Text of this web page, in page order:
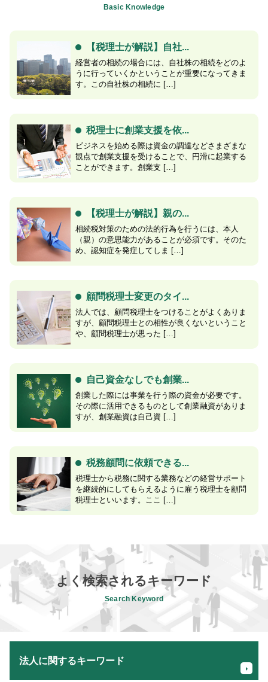
Basic Knowledge
【税理士が解説】自社...
経営者の相続の場合には、自社株の相続をどのよ
うに行っていくかということが重要になってきま
す。この自社株の相続に […]
税理士に創業支援を依...
ビジネスを始める際は資金の調達などさまざまな
観点で創業支援を受けることで、円滑に起業する
ことができます。創業支 […]
【税理士が解説】親の...
相続税対策のための法的行為を行うには、本人
（親）の意思能力があることが必須です。そのた
め、認知症を発症してしま […]
顧問税理士変更のタイ...
法人では、顧問税理士をつけることがよくありま
すが、顧問税理士との相性が良くないということ
や、顧問税理士が思った […]
自己資金なしでも創業...
創業した際には事業を行う際の資金が必要です。
その際に活用できるものとして創業融資がありま
すが、創業融資は自己資 […]
税務顧問に依頼できる...
税理士から税務に関する業務などの経営サポート
を継続的にしてもらえるように雇う税理士を顧問
税理士といいます。ここ […]
よく検索されるキーワード
Search Keyword
法人に関するキーワード